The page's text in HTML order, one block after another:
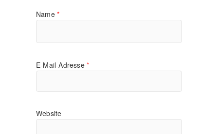
Name *
E-Mail-Adresse *
Website